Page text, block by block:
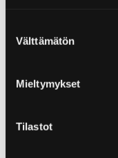
valinta
Välttämätön
Mieltymykset
Tilastot